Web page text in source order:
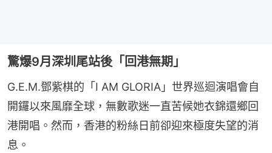
驚爆9月深圳尾站後「回港無期」
G.E.M.鄧紫棋的「I AM GLORIA」世界巡迴演唱會自
開鑼以來風靡全球，無數歌迷一直苦候她衣錦還鄉回
港開唱。然而，香港的粉絲日前卻迎來極度失望的消
息。